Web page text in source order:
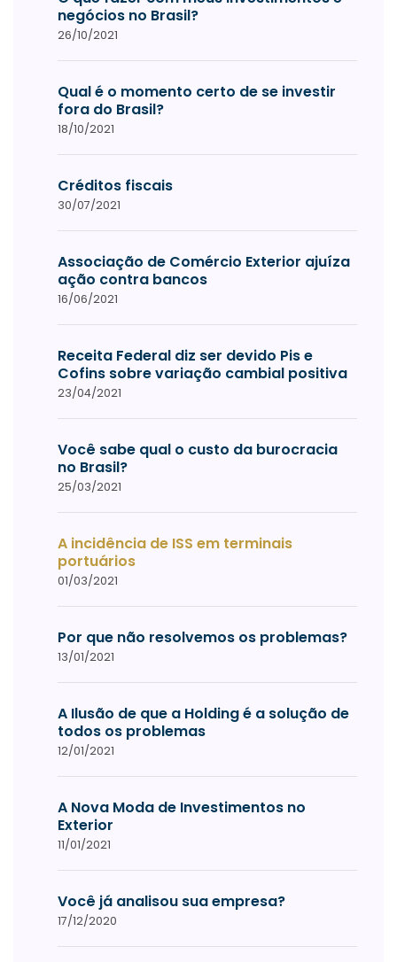
negócios no Brasil?
26/10/2021
Qual é o momento certo de se investir
fora do Brasil?
18/10/2021
Créditos fiscais
30/07/2021
Associação de Comércio Exterior ajuíza
ação contra bancos
16/06/2021
Receita Federal diz ser devido Pis e
Cofins sobre variação cambial positiva
23/04/2021
Você sabe qual o custo da burocracia
no Brasil?
25/03/2021
A incidência de ISS em terminais
portuários
01/03/2021
Por que não resolvemos os problemas?
13/01/2021
A Ilusão de que a Holding é a solução de
todos os problemas
12/01/2021
A Nova Moda de Investimentos no
Exterior
11/01/2021
Você já analisou sua empresa?
17/12/2020